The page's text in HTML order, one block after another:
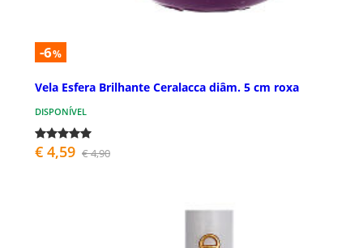
-6%
Vela Esfera Brilhante Ceralacca diâm. 5 cm roxa
DISPONÍVEL
€ 4,59 € 4,90